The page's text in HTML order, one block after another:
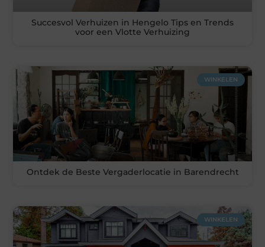
Succesvol Verhuizen in Hengelo Tips en Trends
voor een Vlotte Verhuizing
WINKELEN
Ontdek de Beste Vergaderlocatie in Barendrecht
WINKELEN